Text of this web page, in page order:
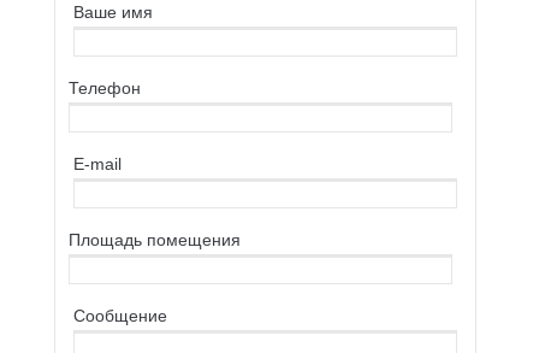
Ваше имя
Телефон
E-mail
Площaдь помещения
Сообщение